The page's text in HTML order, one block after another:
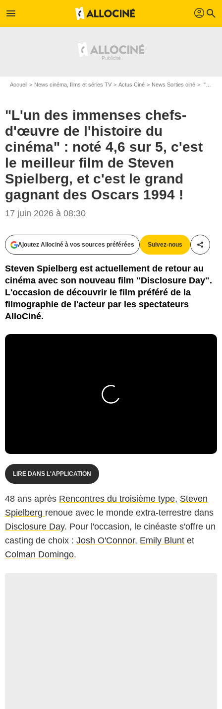
menu profil search
Accueil News cinéma, films et séries TV Actus Ciné News Sorties ciné "L'un des immenses chefs-d'œuvre de l'histoire du cinéma" : noté 4,6 sur 5, c'est le meilleur film de Steven Spielberg, et c'est le grand gagnant des Oscars 1994 !
"L'un des immenses chefs-
d'œuvre de l'histoire du
cinéma" : noté 4,6 sur 5, c'est
le meilleur film de Steven
Spielberg, et c'est le grand
gagnant des Oscars 1994 !
17 juin 2026 à 08:30
Ajoutez Allociné à vos sources préférées Suivez-nous
Steven Spielberg est actuellement de retour au
cinéma avec son nouveau film "Disclosure Day".
L'occasion de découvrir le film préféré de la
filmographie de l'acteur par les spectateurs
AlloCiné.
LIRE DANS L'APPLICATION
48 ans après Rencontres du troisième type, Steven
Spielberg renoue avec le monde extra-terrestre dans
Disclosure Day. Pour l'occasion, le cinéaste s'offre un
casting de choix : Josh O'Connor, Emily Blunt et
Colman Domingo.